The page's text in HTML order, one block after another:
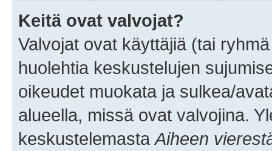
Keitä ovat valvojat?
Valvojat ovat käyttäjiä (tai
huolehtia keskustelujen
oikeudet muokata ja sulkea/
alueella, missä ovat valvojina.
keskustelemasta Aiheen